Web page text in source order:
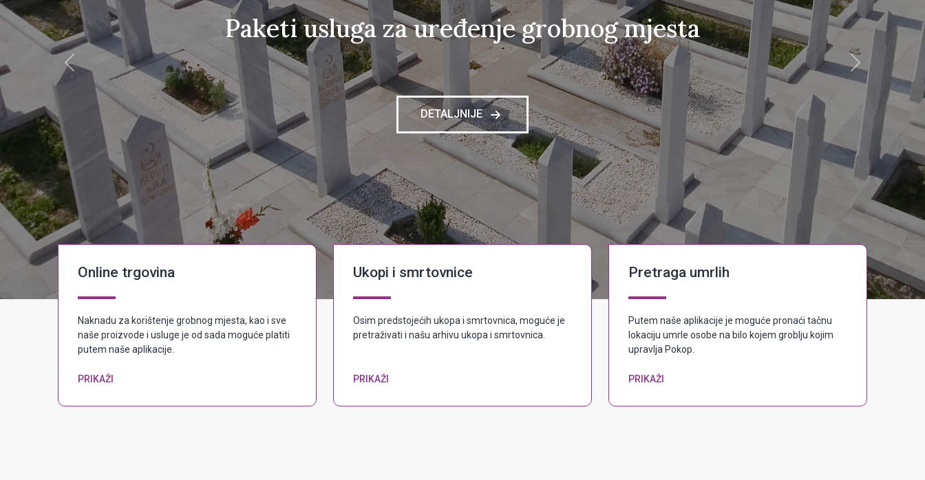
Paketi usluga za uređenje grobnog mjesta
DETALJNIJE
prev next
Online trgovina
Naknadu za korištenje grobnog mjesta, kao i sve
naše proizvode i usluge je od sada moguće platiti
putem naše aplikacije.
PRIKAŽI
Ukopi i smrtovnice
Osim predstojećih ukopa i smrtovnica, moguće je
pretraživati i našu arhivu ukopa i smrtovnica.
PRIKAŽI
Pretraga umrlih
Putem naše aplikacije je moguće pronaći tačnu
lokaciju umrle osobe na bilo kojem groblju kojim
upravlja Pokop.
PRIKAŽI